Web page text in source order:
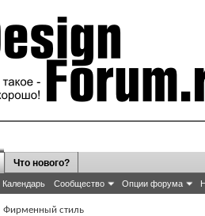
Календарь Сообщество Опции форума
Что нового?
Фирменный стиль